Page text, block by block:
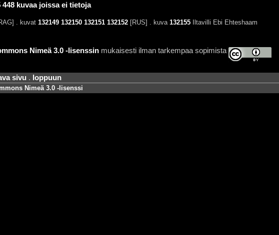
448 kuvaa joissa ei tietoja
. kuvat 132149 132150 132151 132152[RUS] . kuva 132155Iltavilli Ebi Ehteshaam
Nimeä 3.0 -lisenssinmukaisesti ilman tarkempaa sopimista
sivu . loppuun
Nimeä 3.0 -lisenssi